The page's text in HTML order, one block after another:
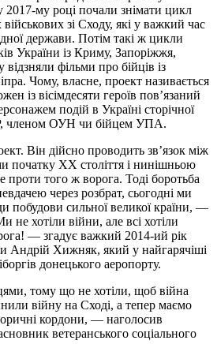
2017-му році почали знімати цикл
зі Сходу, які у важкий час
держави. Потім такі ж цикли
України із Криму, Запоріжжя,
фільми про бійців із
Чому, власне, проект називається
із вісімдесяти героїв пов’язаний
подій в Україні сторічної
членом ОУН чи бійцем УПА.
Він дійсно проводить зв’язок між
початку ХХ століття і нинішньою
проти того ж ворога. Тоді боротьба
через розбрат, сьогодні ми
побудови сильної великої країни, —
не хотіли війни, але всі хотіли
— згадує важкий 2014-ий рік
Андрій Хижняк, який у найгарячіші
донецького аеропорту.
тому що не хотіли, щоб війна
війну на Сході, а тепер маємо
кордони, — наголосив
ветеранського соціального